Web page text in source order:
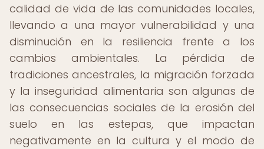
calidad de vida de las comunidades locales,
llevando a una mayor vulnerabilidad y una
disminución en la resiliencia frente a los
cambios ambientales. La pérdida de
tradiciones ancestrales, la migración forzada
y la inseguridad alimentaria son algunas de
las consecuencias sociales de la erosión del
suelo en las estepas, que impactan
negativamente en la cultura y el modo de